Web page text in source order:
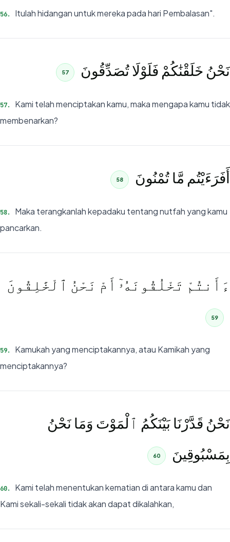
56. Itulah hidangan untuk mereka pada hari Pembalasan".
نَحْنُ خَلَقْنَٰكُمْ فَلَوْلَا تُصَدِّقُونَ 57
57.
Kami telah menciptakan kamu, maka mengapa kamu tidak
membenarkan?
أَفَرَءَيْتُم مَّا تُمْنُونَ 58
58.
Maka terangkanlah kepadaku tentang nutfah yang kamu
pancarkan.
ءَأَنتُمْ تَخْلُقُونَهُۥٓ أَمْ نَحْنُ ٱلْخَٰلِقُونَ
59
59.
Kamukah yang menciptakannya, atau Kamikah yang
menciptakannya?
نَحْنُ قَدَّرْنَا بَيْنَكُمُ ٱلْمَوْتَ وَمَا نَحْنُ
بِمَسْبُوقِينَ
60
60.
Kami telah menentukan kematian di antara kamu dan
Kami sekali-sekali tidak akan dapat dikalahkan,